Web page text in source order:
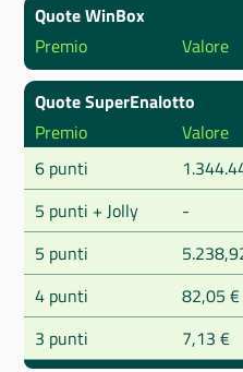
Quote WinBox
Premio
Valore
Quote SuperEnalotto
Premio
Valore
6 punti
5 punti + Jolly
-
5 punti
4 punti
82,05 €
3 punti
7,13 €